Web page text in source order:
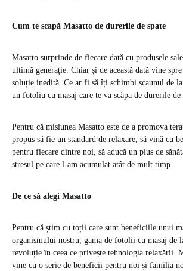
Cum te scapă Masatto de durerile de spate
Masatto surprinde de fiecare dată cu produsele
ultimă generație. Chiar și de această dată vine
soluție inedită. Ce ar fi să îți schimbi scaunul de
un fotoliu cu masaj care te va scăpa de durerile de
Pentru că misiunea Masatto este de a promova
propus să fie un standard de relaxare, să vină cu
pentru fiecare dintre noi, să aducă un plus de
stresul pe care l-am acumulat atât de mult timp.
De ce să alegi Masatto
Pentru că știm cu toții care sunt beneficiile unui
organismului nostru, gama de fotolii cu masaj de
revoluție în ceea ce privește tehnologia relaxării.
vine cu o serie de beneficii pentru noi și familia